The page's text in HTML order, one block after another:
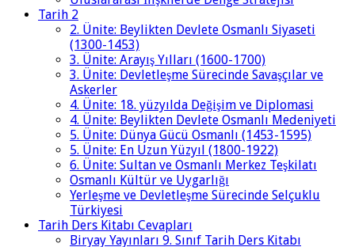
Tarih 2
2. Ünite: Beylikten Devlete Osmanlı Siyaseti
(1300-1453)
3. Ünite: Arayış Yılları (1600-1700)
3. Ünite: Devletleşme Sürecinde Savaşçılar ve
Askerler
4. Ünite: 18. yüzyılda Değişim ve Diplomasi
4. Ünite: Beylikten Devlete Osmanlı Medeniyeti
5. Ünite: Dünya Gücü Osmanlı (1453-1595)
5. Ünite: En Uzun Yüzyıl (1800-1922)
6. Ünite: Sultan ve Osmanlı Merkez Teşkilatı
Osmanlı Kültür ve Uygarlığı
Yerleşme ve Devletleşme Sürecinde Selçuklu
Türkiyesi
Tarih Ders Kitabı Cevapları
Biryay Yayınları 9. Sınıf Tarih Ders Kitabı